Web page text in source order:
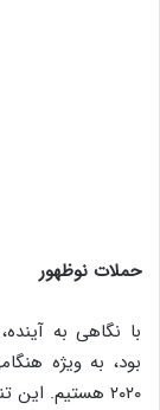
حملات نوظهور
با نگاهی به
بود‌، به ویژه
۲۰۲۰ هستیم. این تنش‌ها منجر به افزایش حملات مخرب خواهد شد.